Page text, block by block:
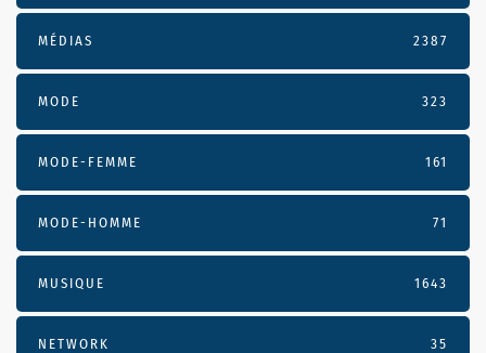
MÉDIAS 2387
MODE 323
MODE-FEMME 161
MODE-HOMME 71
MUSIQUE 1643
NETWORK 35